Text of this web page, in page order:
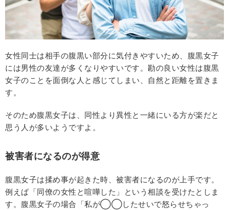
女性同士は相手の腹黒い部分に気付きやすいため、腹黒女子
には男性の友達が多くなりやすいです。勘の良い女性は腹黒
女子のことを面倒な人と感じてしまい、自然と距離を置きま
す。
そのため腹黒女子は、同性より異性と一緒にいる方が楽だと
思う人が多いようですよ。
被害者になるのが得意
腹黒女子は揉め事が起きた時、被害者になるのが上手です。
例えば「同僚の女性と喧嘩した」という相談を受けたとしま
す。腹黒女子の場合「私が◯◯したせいで怒らせちゃっ